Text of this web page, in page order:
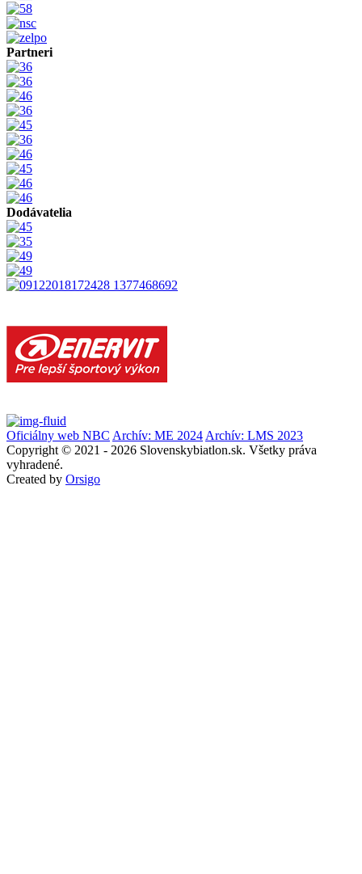
Partneri
Dodávatelia
Oficiálny web NBC Archív: ME 2024 Archív: LMS 2023
Copyright © 2021 - 2026 Slovenskybiatlon.sk. Všetky práva
vyhradené.
Created by Orsigo